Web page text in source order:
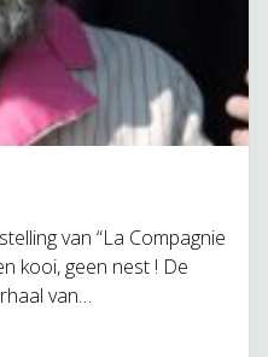
van “La Compagnie
kooi, geen nest ! De
van…